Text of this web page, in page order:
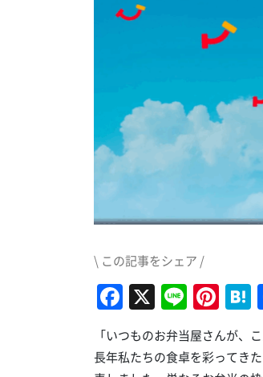
\ この記事をシェア /
Facebook
X Line
「いつものお弁当屋さんが、
長年私たちの食卓を彩ってき